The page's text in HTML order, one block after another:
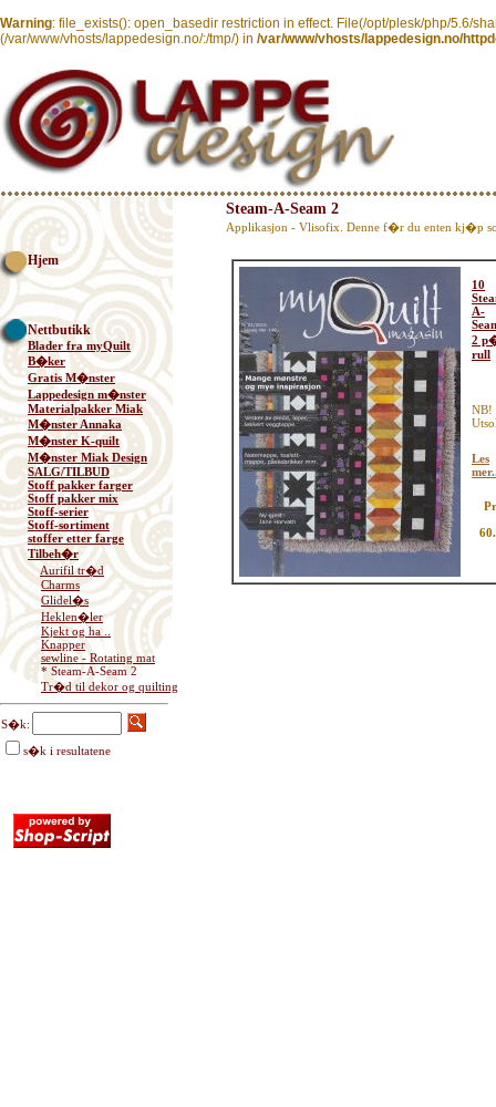
Warning: file_exists(): open_basedir restriction in effect. File(/opt/plesk/php/5.6/
(/var/www/vhosts/lappedesign.no/:/tmp/) in /var/www/vhosts/lappedesign.no/
Hjem
Nettbutikk
Blader fra myQuilt
B�ker
Gratis M�nster
Lappedesign m�nster
Materialpakker Miak
M�nster Annaka
M�nster K-quilt
M�nster Miak Design
SALG/TILBUD
Stoff pakker farger
Stoff pakker mix
Stoff-serier
Stoff-sortiment
stoffer etter farge
Tilbeh�r
Aurifil tr�d
Charms
Glidel�s
Heklen�ler
Kjekt og ha ..
Knapper
sewline - Rotating mat
* Steam-A-Seam 2
Tr�d til dekor og quilting
S�k:
s�k i resultatene
Steam-A-Seam 2
Applikasjon - Vlisofix. Denne f�r du enten kj�p
10
A-
2
rull
NB!
Les